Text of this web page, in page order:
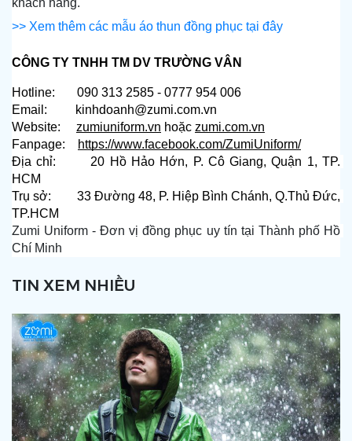
TIN XEM NHIỀU
khách hàng.
>> Xem thêm các mẫu áo thun đồng phục tại đây
CÔNG TY TNHH TM DV TRƯỜNG VÂN
Hotline:       090 313 2585 - 0777 954 006
Email:         kinhdoanh@zumi.com.vn
Website:
zumiuniform.vn hoặc zumi.com.vn
Fanpage:
https://www.facebook.com/ZumiUniform/
Địa chỉ:       20 Hồ Hảo Hớn, P. Cô Giang, Quận 1, TP.
HCM
Trụ sở:        33 Đường 48, P. Hiệp Bình Chánh, Q.Thủ Đức,
TP.HCM
Zumi Uniform - Đơn vị đồng phục uy tín tại Thành phố Hồ
Chí Minh